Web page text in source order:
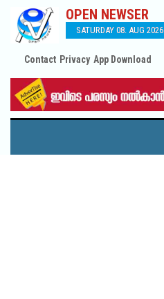
OPEN NEWSER
SATURDAY 08. AUG 2026
Contact Privacy App Download